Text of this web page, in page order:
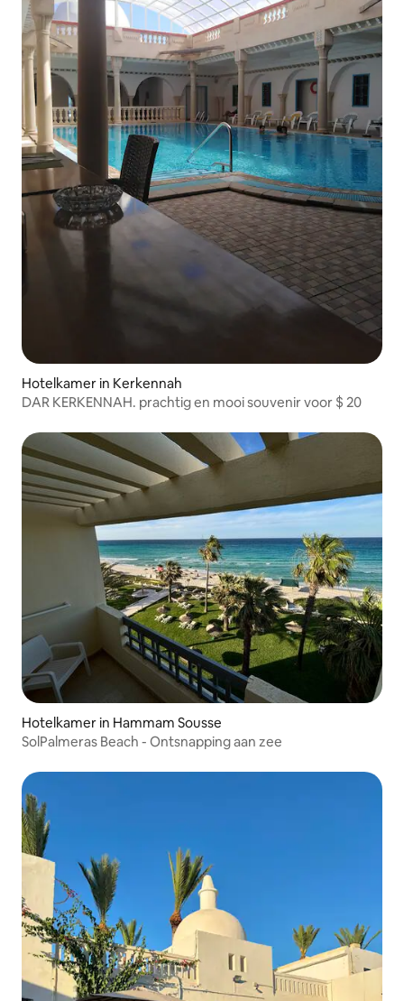
Hotelkamer in Kerkennah
DAR KERKENNAH. prachtig en mooi souvenir voor $ 20
Hotelkamer in Hammam Sousse
SolPalmeras Beach - Ontsnapping aan zee